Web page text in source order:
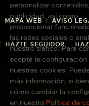
MAPA WEB AVISO
HAZTE SEGUIDOR
Copyright ©
los
personalizar contenidos,
publicidad, así como
proporcionar
las redes sociales o
nuestro tráfico. Para
acepta la configuración
nuestras cookies.
más información, o
cómo cambiar la
en nuestra Política de